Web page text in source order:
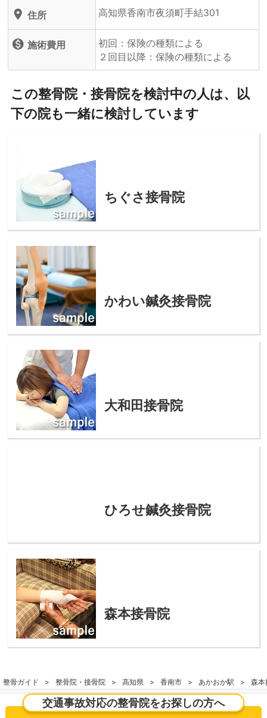
location_on 住所 高知県香南市夜須町手結301
monetization_on 施術費用
初回：保険の種類による
２回目以降：保険の種類による
この整骨院・接骨院を検討中の人は、以
下の院も一緒に検討しています
ちぐさ接骨院
かわい鍼灸接骨院
大和田接骨院
ひろせ鍼灸接骨院
森本接骨院
整骨ガイド 整骨院・接骨院 高知県 香南市 あかおか駅 森本
交通事故対応の整骨院をお探しの方へ